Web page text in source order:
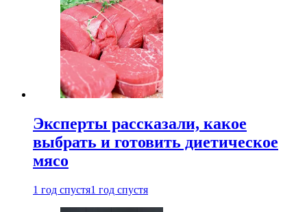
Эксперты рассказали, какое
выбрать и готовить диетическое
мясо
1 год спустя1 год спустя